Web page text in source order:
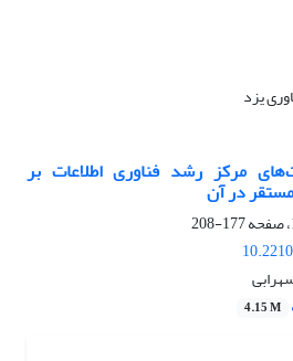
یزد
مرکز رشد فناوری اطلاعات بر
در آن
177-208
4.15 M